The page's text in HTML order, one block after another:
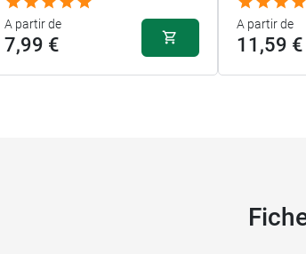
A partir de
7,99 €
A partir de
11,59 €